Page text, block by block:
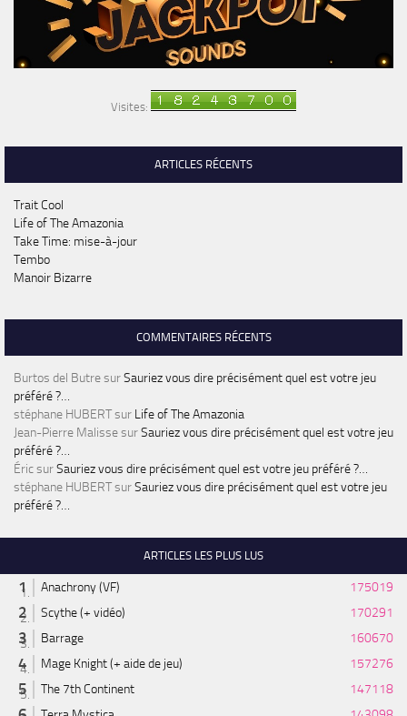
Visites:
ARTICLES RÉCENTS
Trait Cool
Life of The Amazonia
Take Time: mise-à-jour
Tembo
Manoir Bizarre
COMMENTAIRES RÉCENTS
Burtos del ButresurSauriez vous dire précisément quel est votre jeu
préféré ?…
stéphane HUBERTsur Life of The Amazonia
Jean-Pierre MalissesurSauriez vous dire précisément quel est votre jeu
préféré ?…
ÉricsurSauriez vous dire précisément quel est votre jeu préféré ?…
stéphane HUBERTsurSauriez vous dire précisément quel est votre jeu
préféré ?…
ARTICLES LES PLUS LUS
Anachrony (VF)
175019
Scythe (+ vidéo)
170291
Barrage
160670
Mage Knight (+ aide de jeu)
157276
The 7th Continent
147118